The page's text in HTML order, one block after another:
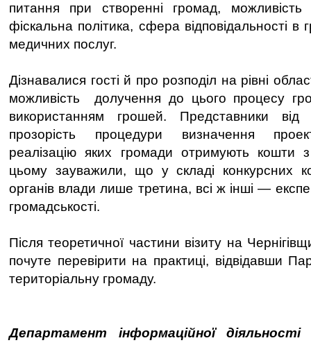
питання при створенні громад,
фіскальна політика, сфера відповідальності
медичних послуг.
Дізнавалися гості й про розподіл на рівні
можливість долучення до цього процесу
використанням грошей. Представники від
прозорість процедури визначення
реалізацію яких громади отримують кошти
цьому зауважили, що у складі конкурсних
органів влади лише третина, всі ж інші —
громадськості.
Після теоретичної частини візиту на
почуте перевірити на практиці, відвідавши
територіальну громаду.
Департамент інформаційної